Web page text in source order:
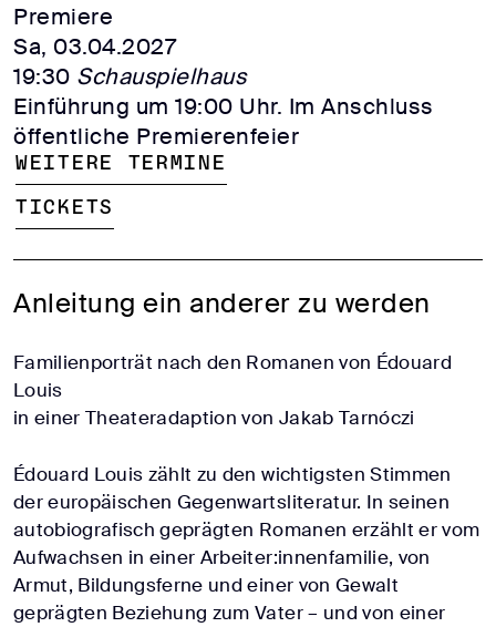
Premiere
Sa, 03.04.2027
19:30 Schauspielhaus
Einführung um 19:00 Uhr. Im Anschluss
öffentliche Premierenfeier
Weitere Termine
Tickets
Anleitung ein anderer zu werden
Familienporträt nach den Romanen von Édouard
Louis
in einer Theateradaption von Jakab Tarnóczi
Édouard Louis zählt zu den wichtigsten Stimmen
der europäischen Gegenwartsliteratur. In seinen
autobiografisch geprägten Romanen erzählt er vom
Aufwachsen in einer Arbeiter:innenfamilie, von
Armut, Bildungsferne und einer von Gewalt
geprägten Beziehung zum Vater – und von einer